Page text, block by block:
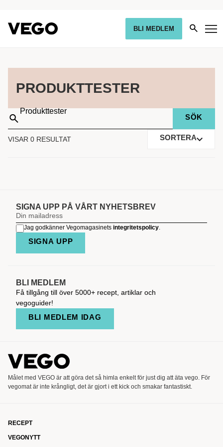
BLI MEDLEM
PRODUKTTESTER
Sök
på:
VISAR 0 RESULTAT SORTERA
SIGNA UPP PÅ VÅRT NYHETSBREV
Jag godkänner Vegomagasinets integritetspolicy.
SIGNA UPP
BLI MEDLEM
Få tillgång till över 5000+ recept, artiklar och
vegoguider!
BLI MEDLEM IDAG
Målet med VEGO är att göra det så himla enkelt för just dig att äta vego. För
vegomat är inte krångligt, det är gjort i ett kick och smakar fantastiskt.
RECEPT
VEGONYTT